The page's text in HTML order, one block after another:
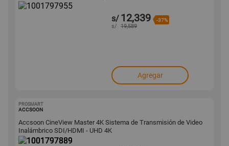
s/ 12,339 -37%
s/ 19,589
Agregar
PROSMART
ACCSOON
Accsoon CineView Master 4K Sistema de Transmisión de Video
Inalámbrico SDI/HDMI - UHD 4K